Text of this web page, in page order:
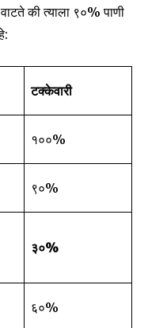
की त्याला ९०% पाणी
टक्केवारी
१००%
९०%
३०%
६०%